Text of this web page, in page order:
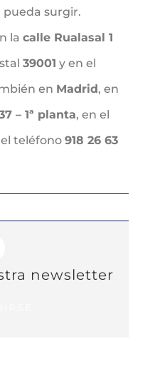
surgir.
la calle Rualasal 1
39001 y en el
en Madrid, en
– 1ª planta, en el
teléfono 918 26 63
newsletter